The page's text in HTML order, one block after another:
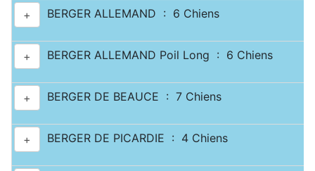
+ BERGER ALLEMAND : 6 Chiens
+ BERGER ALLEMAND Poil Long : 6 Chiens
+ BERGER DE BEAUCE : 7 Chiens
+ BERGER DE PICARDIE : 4 Chiens